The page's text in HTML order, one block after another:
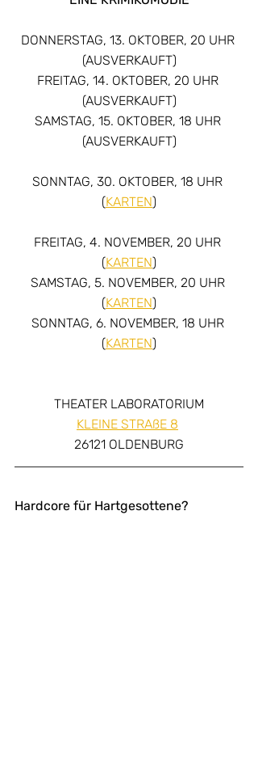
DONNERSTAG, 13. OKTOBER, 20 UHR
(AUSVERKAUFT)
FREITAG, 14. OKTOBER, 20 UHR
(AUSVERKAUFT)
SAMSTAG, 15. OKTOBER, 18 UHR
(AUSVERKAUFT)
SONNTAG, 30. OKTOBER, 18 UHR
(KARTEN)
FREITAG, 4. NOVEMBER, 20 UHR
(KARTEN)
SAMSTAG, 5. NOVEMBER, 20 UHR
(KARTEN)
SONNTAG, 6. NOVEMBER, 18 UHR
(KARTEN)
THEATER LABORATORIUM
KLEINE STRAßE 8
26121 OLDENBURG
Hardcore für Hartgesottene?